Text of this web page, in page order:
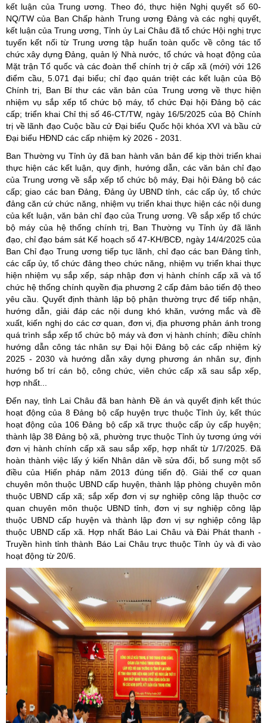
kết luận của Trung ương. Theo đó, thực hiện Nghị quyết số 60-
NQ/TW của Ban Chấp hành Trung ương Đảng và các nghị quyết,
kết luận của Trung ương, Tỉnh ủy Lai Châu đã tổ chức Hội nghị trực
tuyến kết nối từ Trung ương tập huấn toàn quốc về công tác tổ
chức xây dựng Đảng, quản lý Nhà nước, tổ chức và hoạt động của
Mặt trận Tổ quốc và các đoàn thể chính trị ở cấp xã (mới) với 126
điểm cầu, 5.071 đại biểu; chỉ đạo quán triệt các kết luận của Bộ
Chính trị, Ban Bí thư các văn bản của Trung ương về thực hiện
nhiệm vụ sắp xếp tổ chức bộ máy, tổ chức Đại hội Đảng bộ các
cấp; triển khai Chỉ thị số 46-CT/TW, ngày 16/5/2025 của Bộ Chính
trị về lãnh đạo Cuộc bầu cử Đại biểu Quốc hội khóa XVI và bầu cử
Đại biểu HĐND các cấp nhiệm kỳ 2026 - 2031.
Ban Thường vụ Tỉnh ủy đã ban hành văn bản để kịp thời triển khai
thực hiện các kết luận, quy định, hướng dẫn, các văn bản chỉ đạo
của Trung ương về sắp xếp tổ chức bộ máy, Đại hội Đảng bộ các
cấp; giao các ban Đảng, Đảng ủy UBND tỉnh, các cấp ủy, tổ chức
đảng căn cứ chức năng, nhiệm vụ triển khai thực hiện các nội dung
của kết luận, văn bản chỉ đạo của Trung ương. Về sắp xếp tổ chức
bộ máy của hệ thống chính trị, Ban Thường vụ Tỉnh ủy đã lãnh
đạo, chỉ đạo bám sát Kế hoạch số 47-KH/BCĐ, ngày 14/4/2025 của
Ban Chỉ đạo Trung ương tiếp tục lãnh, chỉ đạo các ban Đảng tỉnh,
các cấp ủy, tổ chức đảng theo chức năng, nhiệm vụ triển khai thực
hiện nhiệm vụ sắp xếp, sáp nhập đơn vị hành chính cấp xã và tổ
chức hệ thống chính quyền địa phương 2 cấp đảm bảo tiến độ theo
yêu cầu. Quyết định thành lập bộ phận thường trực để tiếp nhận,
hướng dẫn, giải đáp các nội dung khó khăn, vướng mắc và đề
xuất, kiến nghị do các cơ quan, đơn vị, địa phương phản ánh trong
quá trình sắp xếp tổ chức bộ máy và đơn vị hành chính; điều chỉnh
hướng dẫn công tác nhân sự Đại hội Đảng bộ các cấp nhiệm kỳ
2025 - 2030 và hướng dẫn xây dựng phương án nhân sự, định
hướng bố trí cán bộ, công chức, viên chức cấp xã sau sắp xếp,
hợp nhất...
Đến nay, tỉnh Lai Châu đã ban hành Đề án và quyết định kết thúc
hoạt động của 8 Đảng bộ cấp huyện trực thuộc Tỉnh ủy, kết thúc
hoạt động của 106 Đảng bộ cấp xã trực thuộc cấp ủy cấp huyện;
thành lập 38 Đảng bộ xã, phường trực thuộc Tỉnh ủy tương ứng với
đơn vị hành chính cấp xã sau sắp xếp, hợp nhất từ 1/7/2025. Đã
hoàn thành việc lấy ý kiến Nhân dân về sửa đổi, bổ sung một số
điều của Hiến pháp năm 2013 đúng tiến độ. Giải thể cơ quan
chuyên môn thuộc UBND cấp huyện, thành lập phòng chuyên môn
thuộc UBND cấp xã; sắp xếp đơn vị sự nghiệp công lập thuộc cơ
quan chuyên môn thuộc UBND tỉnh, đơn vị sự nghiệp công lập
thuộc UBND cấp huyện và thành lập đơn vị sự nghiệp công lập
thuộc UBND cấp xã. Hợp nhất Báo Lai Châu và Đài Phát thanh -
Truyền hình tỉnh thành Báo Lai Châu trực thuộc Tỉnh ủy và đi vào
hoạt động từ 20/6.